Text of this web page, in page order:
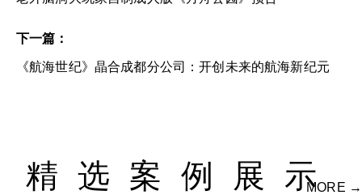
下一篇：
《航海世纪》晶合成都分公司：开创未来的航海新纪元
精选案例展示MORE →